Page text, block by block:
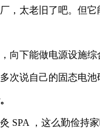
，太老旧了吧。但它
向下能做电源设施综
次说自己的固态电池
SPA ，这么勤俭持